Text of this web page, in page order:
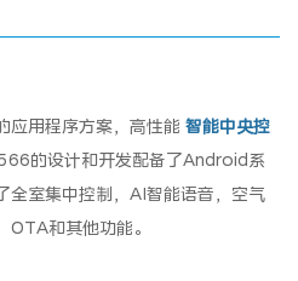
应用程序方案，高性能 智能中央控
的设计和开发配备了Android系
全室集中控制，AI智能语音，空气
OTA和其他功能。